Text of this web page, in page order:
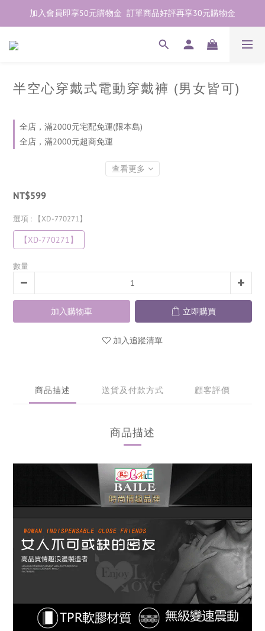
加入會員即享50元購物金  訂單商品好評再享30元購物金
加入會員即享50元購物金  訂單商品好評再享30元購物金
歡迎點右下紫色💬諮詢線上親密顧問
半空心穿戴式電動穿戴褲 (男女皆可)
全店，滿2000元宅配免運(限本島)
全店，滿2000元超商免運
查看更多
NT$599
選項 : 【XD-770271】
【XD-770271】
數量
加入購物車 立即購買
加入追蹤清單
商品描述 送貨及付款方式 顧客評價
商品描述